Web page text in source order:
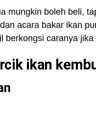
mungkin boleh beli,
acara bakar ikan
berkongsi caranya
ikan